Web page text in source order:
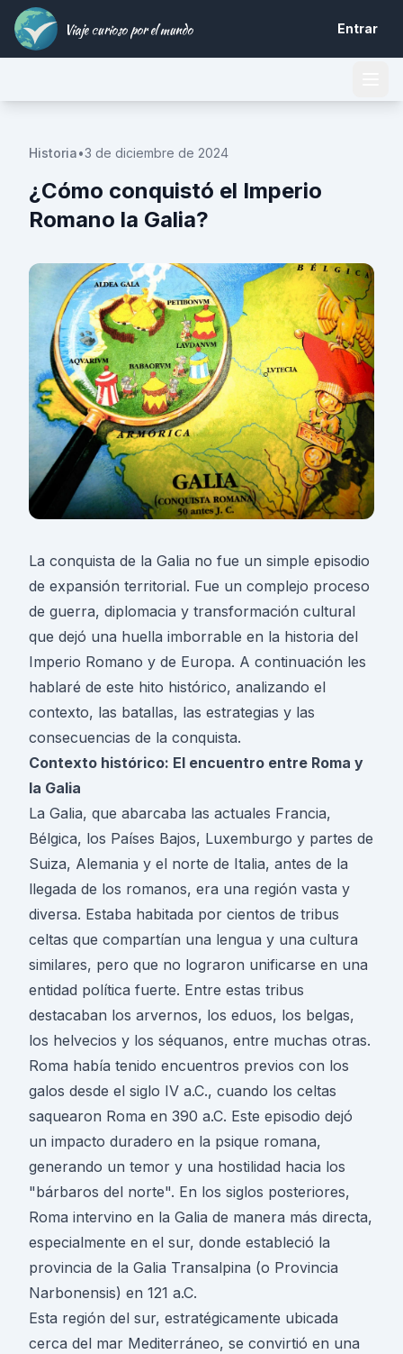
Viaje curioso por el mundo Entrar
Historia•3 de diciembre de 2024
¿Cómo conquistó el Imperio
Romano la Galia?
La conquista de la Galia no fue un simple episodio
de expansión territorial. Fue un complejo proceso
de guerra, diplomacia y transformación cultural
que dejó una huella imborrable en la historia del
Imperio Romano y de Europa. A continuación les
hablaré de este hito histórico, analizando el
contexto, las batallas, las estrategias y las
consecuencias de la conquista.
Contexto histórico: El encuentro entre Roma y
la Galia
La Galia, que abarcaba las actuales Francia,
Bélgica, los Países Bajos, Luxemburgo y partes de
Suiza, Alemania y el norte de Italia, antes de la
llegada de los romanos, era una región vasta y
diversa. Estaba habitada por cientos de tribus
celtas que compartían una lengua y una cultura
similares, pero que no lograron unificarse en una
entidad política fuerte. Entre estas tribus
destacaban los arvernos, los eduos, los belgas,
los helvecios y los séquanos, entre muchas otras.
Roma había tenido encuentros previos con los
galos desde el siglo IV a.C., cuando los celtas
saquearon Roma en 390 a.C. Este episodio dejó
un impacto duradero en la psique romana,
generando un temor y una hostilidad hacia los
"bárbaros del norte". En los siglos posteriores,
Roma intervino en la Galia de manera más directa,
especialmente en el sur, donde estableció la
provincia de la Galia Transalpina (o Provincia
Narbonensis) en 121 a.C.
Esta región del sur, estratégicamente ubicada
cerca del mar Mediterráneo, se convirtió en una